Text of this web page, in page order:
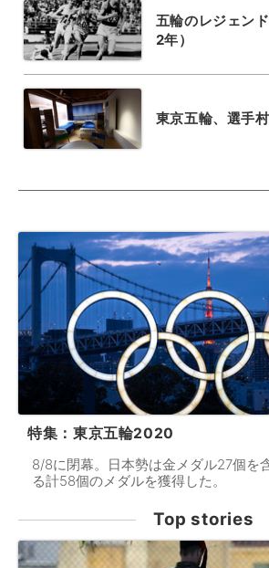
五輪のレジェン
2年）
東京五輪、選手
特集：東京五輪2020
8/8に閉幕。日本勢は金メダル27個を
る計58個のメダルを獲得した。
Top stories